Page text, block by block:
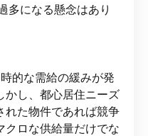
多になる懸念はあり
的な需給の緩みが発
かし、都心居住ニーズ
れた物件であれば競争
クロな供給量だけでな